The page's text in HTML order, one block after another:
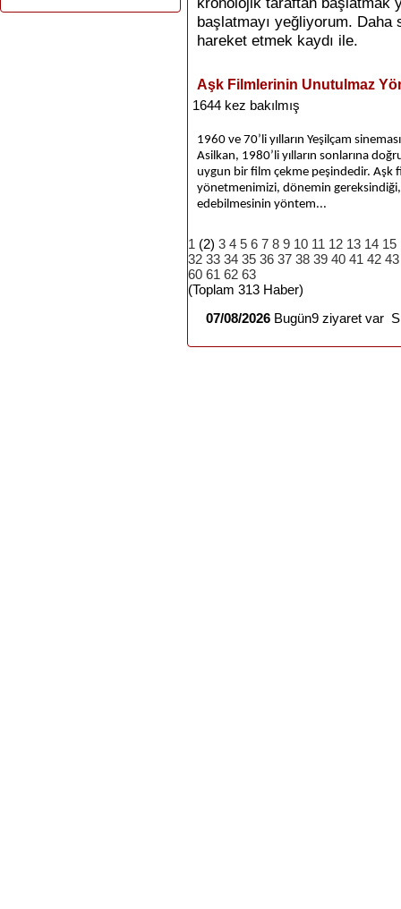
başlatmayı yeğliyorum.
hareket etmek kaydı ile.
Aşk Filmlerinin Unutulmaz
1644 kez bakılmış
1960 ve 70’li yılların Yeşilçam
Asilkan, 1980’li yılların sonlarına
uygun bir film çekme peşindedir. Aşk
yönetmenimizi, dönemin
edebilmesinin yöntem...
1 (2) 3 4 5 6 7 8 9 10 11 12 13 14 15
32 33 34 35 36 37 38 39 40 41 42 43
60 61 62 63
(Toplam 313 Haber)
07/08/2026 Bugün9 ziyaret var